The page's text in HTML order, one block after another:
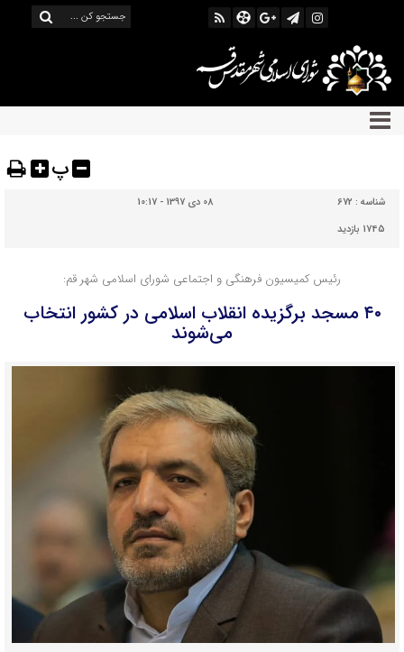
پ
شناسه : 672
08 دی 1397 - 10:17
1745 بازدید
رئیس کمیسیون فرهنگی و اجتماعی شورای اسلامی شهر قم:
۴۰ مسجد برگزیده انقلاب اسلامی در کشور انتخاب
می‌شوند